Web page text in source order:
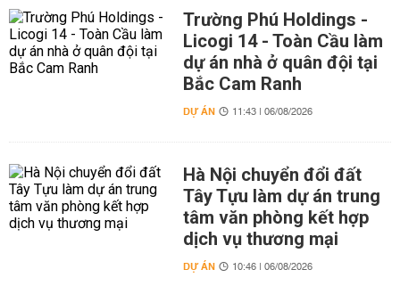
Trường Phú Holdings -
Licogi 14 - Toàn Cầu làm
dự án nhà ở quân đội tại
Bắc Cam Ranh
DỰ ÁN 11:43 | 06/08/2026
Hà Nội chuyển đổi đất
Tây Tựu làm dự án trung
tâm văn phòng kết hợp
dịch vụ thương mại
DỰ ÁN 10:46 | 06/08/2026